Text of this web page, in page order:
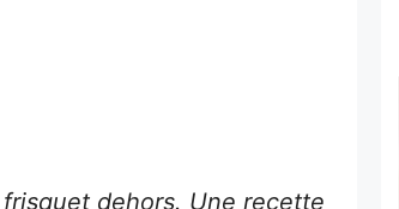
dehors. Une recette